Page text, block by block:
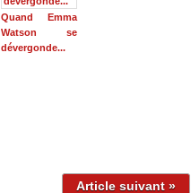
Quand Emma
Watson se
dévergonde...
Article suivant »